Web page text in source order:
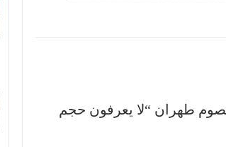
طهران “لا يعرفون حجم